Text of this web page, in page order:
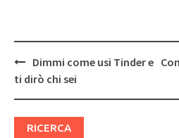
Post
navigation
Dimmi come usi Tinder e
ti dirò chi sei
RICERCA